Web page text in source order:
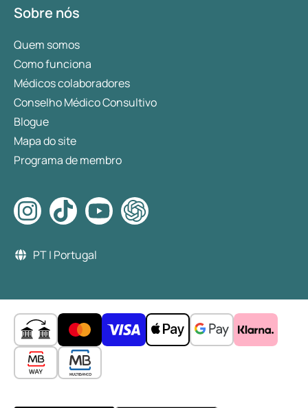
Sobre nós
Quem somos
Como funciona
Médicos colaboradores
Conselho Médico Consultivo
Blogue
Mapa do site
Programa de membro
PT | Portugal